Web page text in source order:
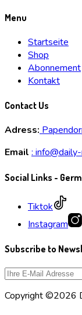
Menu
Startseite
Shop
Abonnement
Kontakt
Contact Us
Adress:
Email :
Social Links -
Tiktok
Instagram
Subscribe to
Copyright ©2026